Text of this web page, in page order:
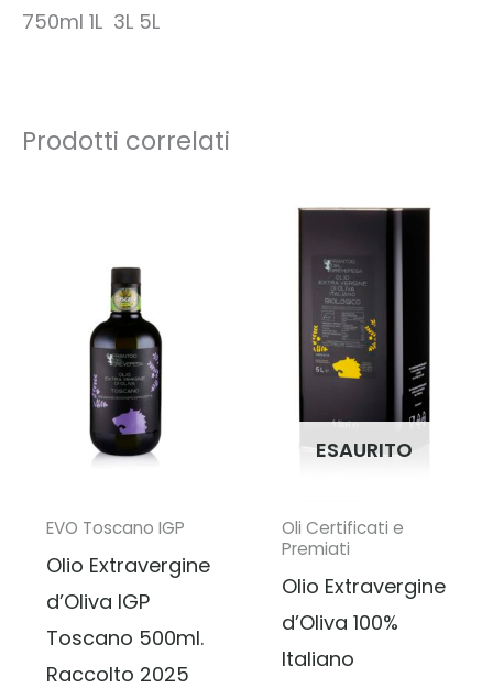
750ml 1L 3L 5L
Prodotti correlati
EVO Toscano IGP
Olio Extravergine
d’Oliva IGP
Toscano 500ml.
Raccolto 2025
ESAURITO
Oli Certificati e
Premiati
Olio Extravergine
d’Oliva 100%
Italiano